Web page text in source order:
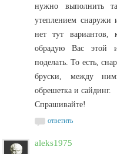
нужно выполнить
утеплением снаружи
нет тут
обрадую Вас этой
поделать. То есть,
бруски, между
обрешетка и сайдинг.
Спрашивайте!
ответить
aleks1975